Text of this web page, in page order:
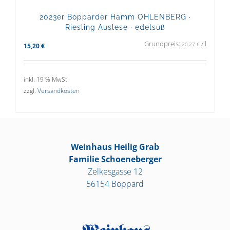
2023er Bopparder Hamm OHLENBERG ·
Riesling Auslese · edelsüß
15,20 € Grundpreis: 20,27 € / l
inkl. 19 % MwSt.
zzgl. Versandkosten
Weinhaus Heilig Grab
Familie Schoeneberger
Zelkesgasse 12
56154 Boppard